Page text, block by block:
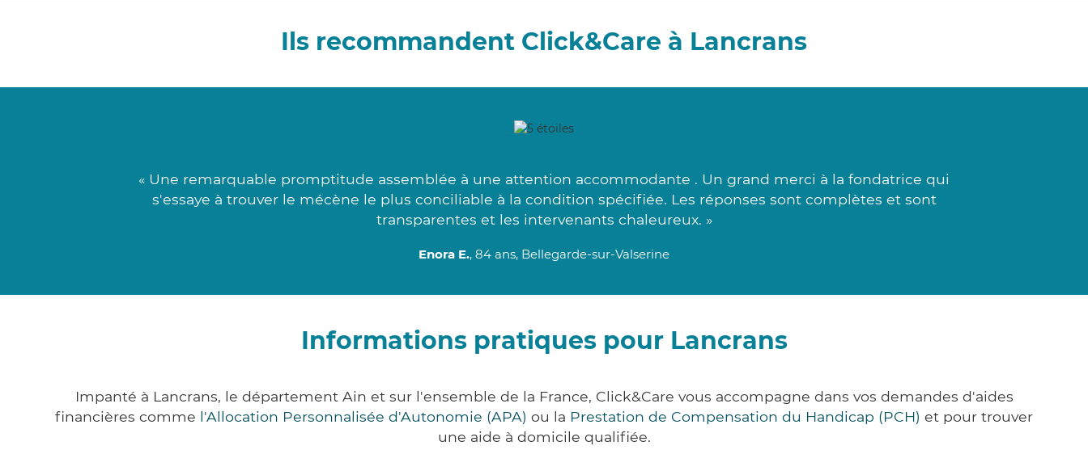
Ils recommandent Click&Care à Lancrans
« Une remarquable promptitude assemblée à une attention accommodante . Un grand merci à la fondatrice qui
s'essaye à trouver le mécène le plus conciliable à la condition spécifiée. Les réponses sont complètes et sont
transparentes et les intervenants chaleureux. »
Enora E., 84 ans, Bellegarde-sur-Valserine
Informations pratiques pour Lancrans
Impanté à Lancrans, le département Ain et sur l'ensemble de la France, Click&Care vous accompagne dans vos demandes d'aides
financières comme l'Allocation Personnalisée d'Autonomie (APA) ou la Prestation de Compensation du Handicap (PCH) et pour trouver
une aide à domicile qualifiée.